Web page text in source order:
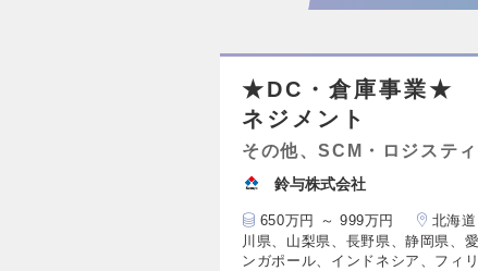
★DC・倉庫事業★
ネジメント
その他、SCM・ロジステ
鈴与株式会社
650万円 ～ 999万円
北海
川県、山梨県、長野県、静岡県、
ンガポール、インドネシア、フィ